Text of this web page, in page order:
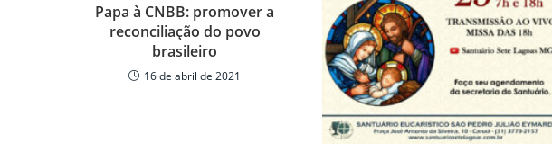
Papa à CNBB: promover a
reconciliação do povo
brasileiro
16 de abril de 2021